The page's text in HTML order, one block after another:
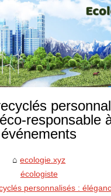
responsable
événements
ecologie.xyz
écologiste
personnalisés :